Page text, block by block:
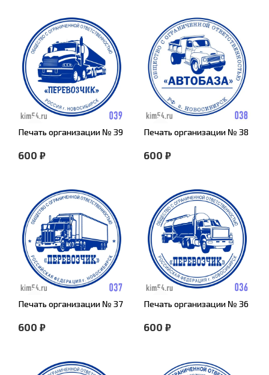
Печать организации № 39
600 ₽
Печать организации № 38
600 ₽
Печать организации № 37
600 ₽
Печать организации № 36
600 ₽